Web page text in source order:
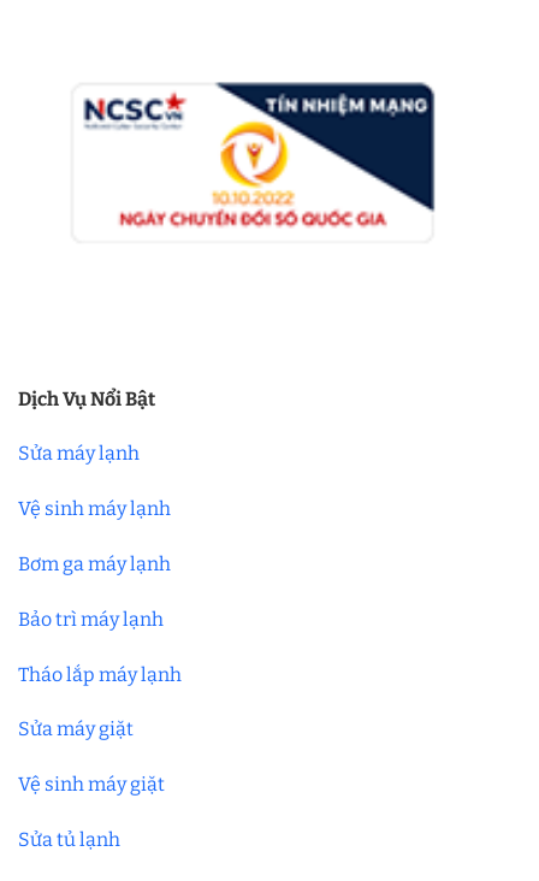
Dịch Vụ Nổi Bật
Sửa máy lạnh
Vệ sinh máy lạnh
Bơm ga máy lạnh
Bảo trì máy lạnh
Tháo lắp máy lạnh
Sửa máy giặt
Vệ sinh máy giặt
Sửa tủ lạnh